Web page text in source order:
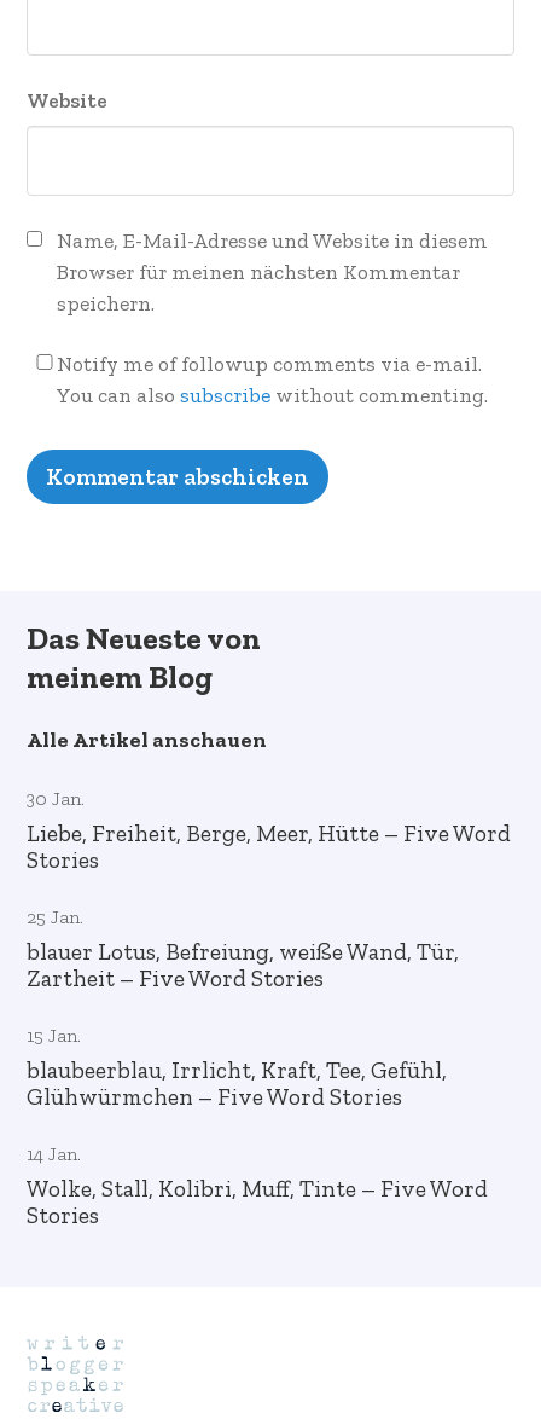
Website
Name, E-Mail-Adresse und Website in diesem
Browser für meinen nächsten Kommentar
speichern.
Notify me of followup comments via e-mail.
You can also subscribewithout commenting.
Das Neueste von
meinem Blog
Alle Artikel anschauen
30 Jan.
Liebe, Freiheit, Berge, Meer, Hütte – Five Word
Stories
25 Jan.
blauer Lotus, Befreiung, weiße Wand, Tür,
Zartheit – Five Word Stories
15 Jan.
blaubeerblau, Irrlicht, Kraft, Tee, Gefühl,
Glühwürmchen – Five Word Stories
14 Jan.
Wolke, Stall, Kolibri, Muff, Tinte – Five Word
Stories